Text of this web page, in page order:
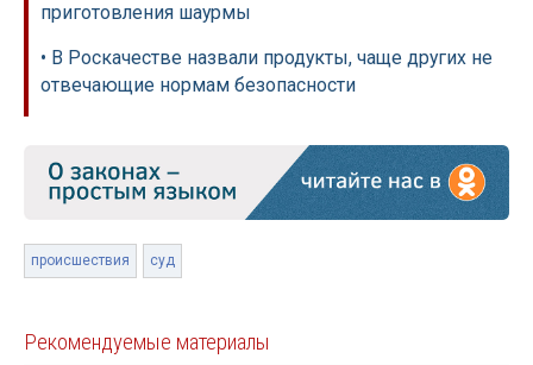
приготовления шаурмы
• В Роскачестве назвали продукты, чаще других не
отвечающие нормам безопасности
происшествия суд
Рекомендуемые материалы